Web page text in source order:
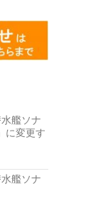
艦ソナ
に変更す
艦ソナ